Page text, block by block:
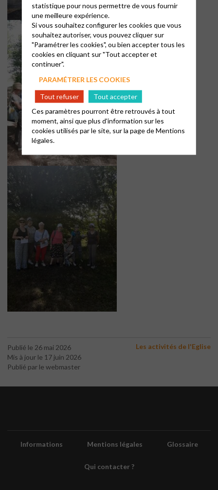
Publié le 26 mai 2026
Mis à jour le 17 juin 2026
Publié par le webmaster
Les activités de l'Eglise
Informations Mentions légales Glossaire
Qui contacter ?
statistique pour nous permettre de vous fournir
une meilleure expérience.
Si vous souhaitez configurer les cookies que vous
souhaitez autoriser, vous pouvez cliquer sur
"Paramétrer les cookies", ou bien accepter tous les
cookies en cliquant sur "Tout accepter et
continuer".
PARAMÉTRER LES COOKIES
Tout refuser
Tout accepter
Ces paramètres pourront être retrouvés à tout
moment, ainsi que plus d'information sur les
cookies utilisés par le site, sur la page deMentions
légales.